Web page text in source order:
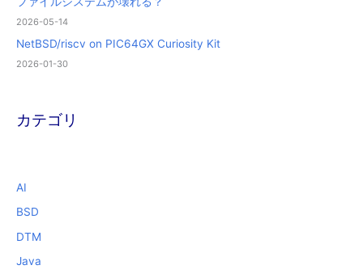
2026-05-14
NetBSD/riscv on PIC64GX Curiosity Kit
2026-01-30
カテゴリ
AI
BSD
DTM
Java